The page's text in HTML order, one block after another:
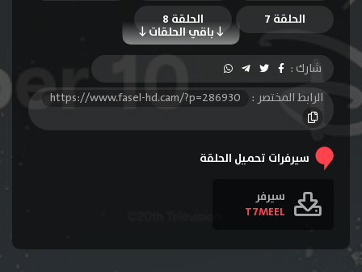
باقي الحلقات
الحلقة 7 الحلقة 8
شارك :
الرابط المختصر :
https://www.fasel-hd.cam/?p=286930
سيرفرات تحميل الحلقة
سيرفر
T7MEEL